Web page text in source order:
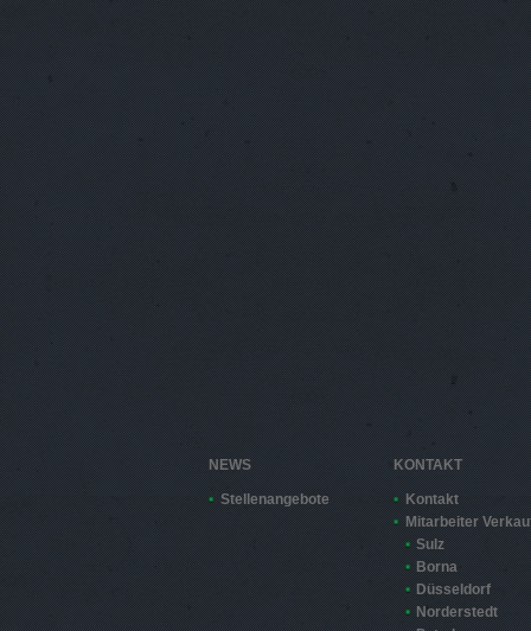
NEWS
Stellenangebote
KONTAKT
Kontakt
Mitarbeiter
Sulz
Borna
Düsseldorf
Norderstedt